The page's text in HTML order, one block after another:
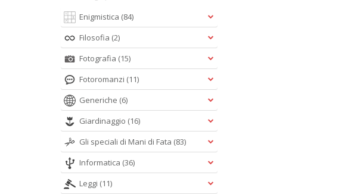
Enigmistica (84)
Filosofia (2)
Fotografia (15)
Fotoromanzi (11)
Generiche (6)
Giardinaggio (16)
Gli speciali di Mani di Fata (83)
Informatica (36)
Leggi (11)